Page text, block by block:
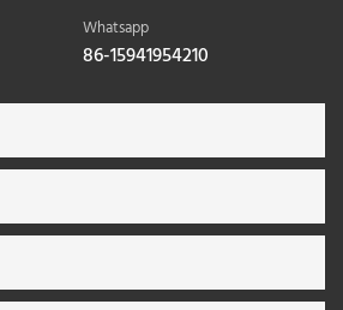
Whatsapp
86-15941954210